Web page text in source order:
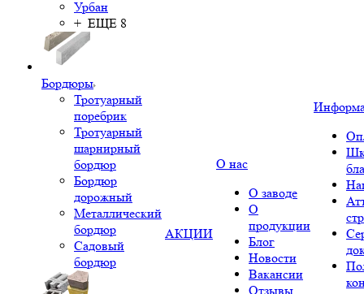
Урбан
+ ЕЩЕ 8
Бордюры
Тротуарный
поребрик
Тротуарный
шарнирный
бордюр
Бордюр
дорожный
Металлический
бордюр
Садовый
бордюр
АКЦИИ
О нас
О заводе
О
продукции
Блог
Новости
Вакансии
Отзывы